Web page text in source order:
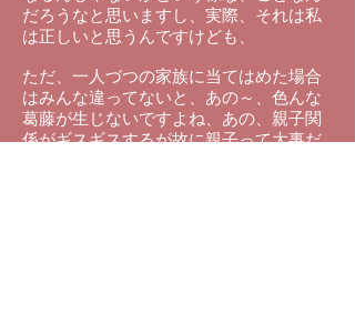
だろうなと思いますし、実際、それは私
は正しいと思うんですけども、
ただ、一人づつの家族に当てはめた場合
はみんな違ってないと、あの～、色んな
葛藤が生じないですよね、あの、親子関
係がギスギスするが故に親子って大事だ